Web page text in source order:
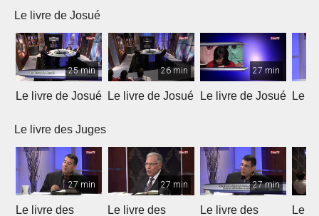
Le livre de Josué
25 min
Le livre de Josué
26 min
Le livre de Josué
27 min
Le livre de Josué Le
Le livre des Juges
27 min
Le livre des
27 min
Le livre des
27 min
Le livre des Le